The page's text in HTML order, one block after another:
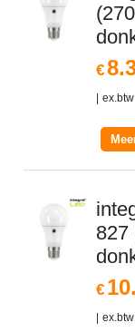
€
ex.btw
827
€
ex.btw